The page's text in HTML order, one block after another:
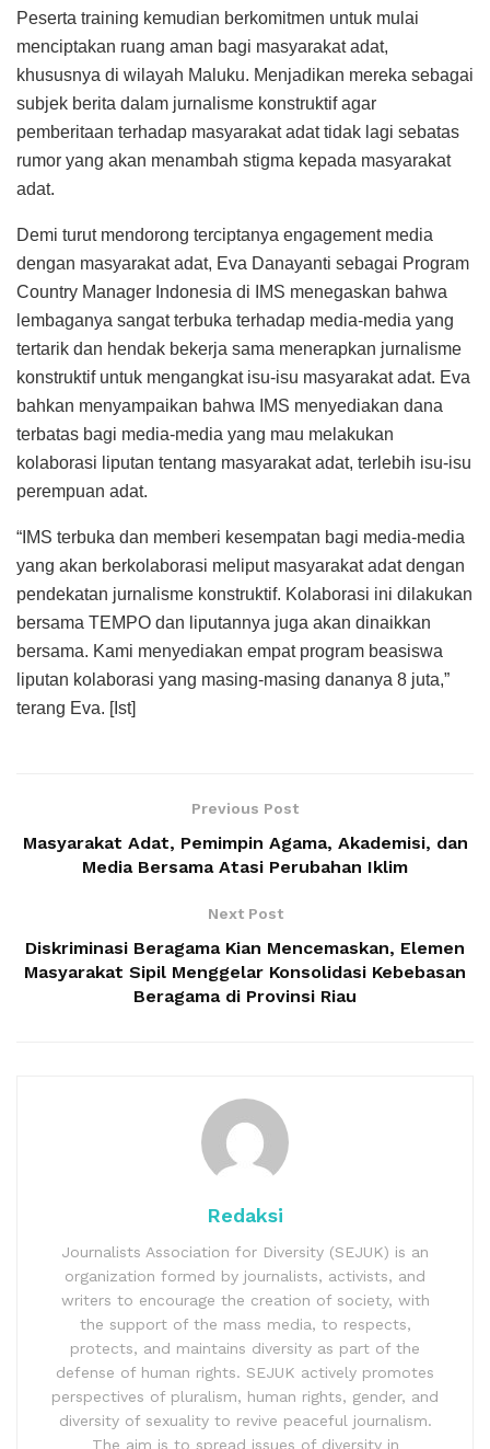
Peserta training kemudian berkomitmen untuk mulai
menciptakan ruang aman bagi masyarakat adat,
khususnya di wilayah Maluku. Menjadikan mereka sebagai
subjek berita dalam jurnalisme konstruktif agar
pemberitaan terhadap masyarakat adat tidak lagi sebatas
rumor yang akan menambah stigma kepada masyarakat
adat.
Demi turut mendorong terciptanya engagement media
dengan masyarakat adat, Eva Danayanti sebagai Program
Country Manager Indonesia di IMS menegaskan bahwa
lembaganya sangat terbuka terhadap media-media yang
tertarik dan hendak bekerja sama menerapkan jurnalisme
konstruktif untuk mengangkat isu-isu masyarakat adat. Eva
bahkan menyampaikan bahwa IMS menyediakan dana
terbatas bagi media-media yang mau melakukan
kolaborasi liputan tentang masyarakat adat, terlebih isu-isu
perempuan adat.
“IMS terbuka dan memberi kesempatan bagi media-media
yang akan berkolaborasi meliput masyarakat adat dengan
pendekatan jurnalisme konstruktif. Kolaborasi ini dilakukan
bersama TEMPO dan liputannya juga akan dinaikkan
bersama. Kami menyediakan empat program beasiswa
liputan kolaborasi yang masing-masing dananya 8 juta,”
terang Eva. [Ist]
Previous Post
Masyarakat Adat, Pemimpin Agama, Akademisi, dan
Media Bersama Atasi Perubahan Iklim
Next Post
Diskriminasi Beragama Kian Mencemaskan, Elemen
Masyarakat Sipil Menggelar Konsolidasi Kebebasan
Beragama di Provinsi Riau
Redaksi
Journalists Association for Diversity (SEJUK) is an
organization formed by journalists, activists, and
writers to encourage the creation of society, with
the support of the mass media, to respects,
protects, and maintains diversity as part of the
defense of human rights. SEJUK actively promotes
perspectives of pluralism, human rights, gender, and
diversity of sexuality to revive peaceful journalism.
The aim is to spread issues of diversity in